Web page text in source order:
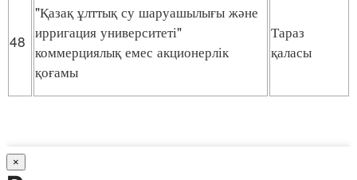
48
"Қазақ ұлттық су шаруашылығы және
ирригация университеті"
коммерциялық емес акционерлік
қоғамы
Тараз
қаласы
×